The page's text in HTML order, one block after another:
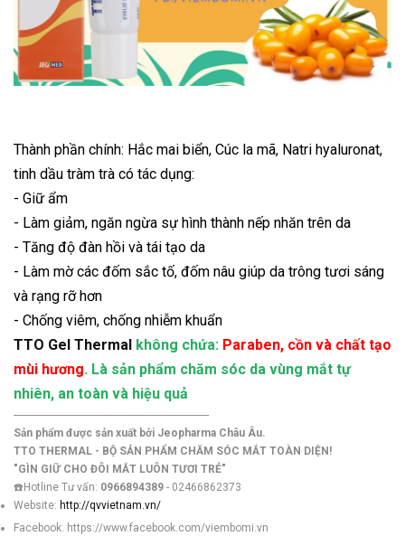
Thành phần chính: Hắc mai biển, Cúc la mã, Natri hyaluronat,
tinh dầu tràm trà có tác dụng:
- Giữ ẩm
- Làm giảm, ngăn ngừa sự hình thành nếp nhăn trên da
- Tăng độ đàn hồi và tái tạo da
- Làm mờ các đốm sắc tố, đốm nâu giúp da trông tươi sáng
và rạng rỡ hơn
- Chống viêm, chống nhiễm khuẩn
TTO Gel Thermal không chứa: Paraben, cồn và chất tạo
mùi hương. Là sản phẩm chăm sóc da vùng mắt tự
nhiên, an toàn và hiệu quả
------------------------------------------------------------------------
Sản phẩm được sản xuất bởi Jeopharma Châu Âu.
TTO THERMAL - BỘ SẢN PHẨM CHĂM SÓC MẮT TOÀN DIỆN!
"GÌN GIỮ CHO ĐÔI MẮT LUÔN TƯƠI TRẺ"
☎️Hotline Tư vấn: 0966894389 - 02466862373
Website: http://qvvietnam.vn/
Facebook: https://www.facebook.com/viembomi.vn